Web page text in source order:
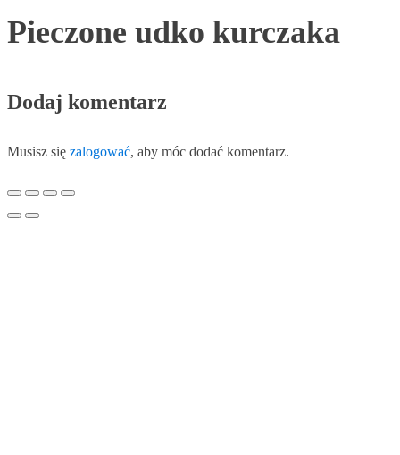
Pieczone udko kurczaka
Dodaj komentarz
Musisz się zalogować, aby móc dodać komentarz.